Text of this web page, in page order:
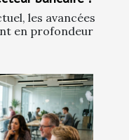
les avancées
en profondeur